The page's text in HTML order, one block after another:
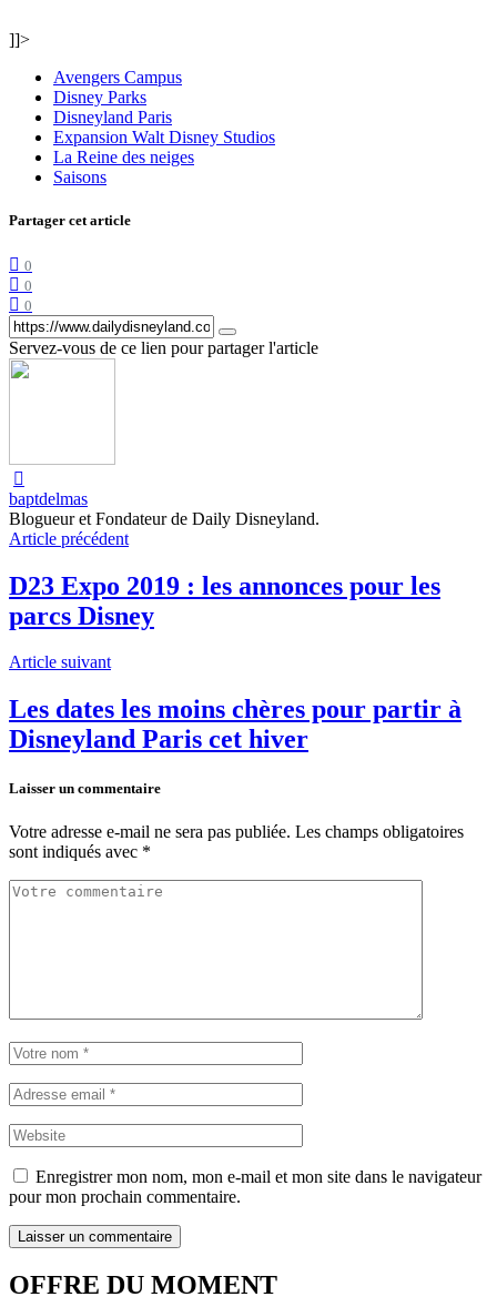
]]>
Avengers Campus
Disney Parks
Disneyland Paris
Expansion Walt Disney Studios
La Reine des neiges
Saisons
Partager cet article
0
0
0
Servez-vous de ce lien pour partager l'article
baptdelmas
Blogueur et Fondateur de Daily Disneyland.
Article précédent
D23 Expo 2019 : les annonces pour les
parcs Disney
Article suivant
Les dates les moins chères pour partir à
Disneyland Paris cet hiver
Laisser un commentaire
Votre adresse e-mail ne sera pas publiée. Les champs obligatoires
sont indiqués avec *
Enregistrer mon nom, mon e-mail et mon site dans le navigateur
pour mon prochain commentaire.
OFFRE DU MOMENT